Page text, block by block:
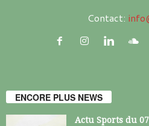
Contact:
ENCORE PLUS NEWS
Actu Sports du